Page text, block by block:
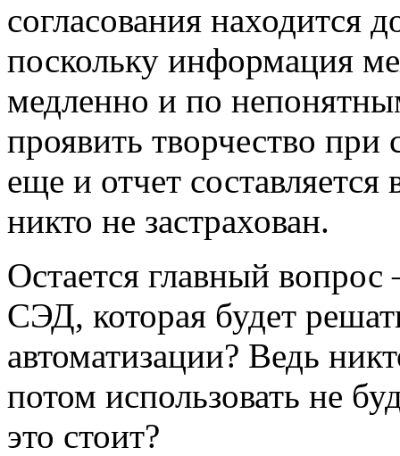
согласования находится
поскольку информация
медленно и по
проявить творчество
еще и отчет
никто не застрахован.
Остается главный
СЭД, которая будет
автоматизации? Ведь
потом использовать не
это стоит?